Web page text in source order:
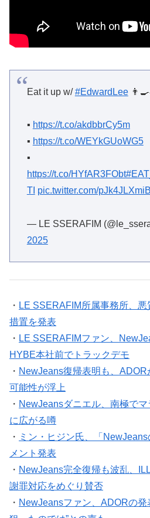
Eat it up w/#EdwardLee
▪️ https://t.co/akdbbrCy5m
▪️ https://t.co/WEYkGUoWG5
▪️
https://t.co/HYfAR3FObt
TI pic.twitter.com/pJk4JLXmiB
— LE SSERAFIM
2025
・ LE SSERAFIM所属事務所、
措置を発表
・ LE SSERAFIMファン、
HYBE本社前でトラックデモ
・ NewJeans復帰表明も、
可能性が浮上
・ NewJeansダニエル、南極で
に広がる噂
・ ミン・ヒジン氏、「
メント発表
・ NewJeans完全復帰も波乱、
謝罪対応をめぐり賛否
・ NewJeansファン、ADORの